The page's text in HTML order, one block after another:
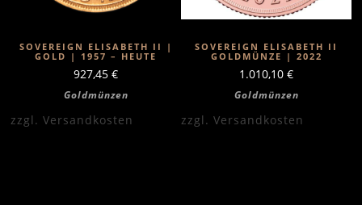
SOVEREIGN ELISABETH II |
GOLD | 1957 – HEUTE
927,45 €
Goldmünzen
zzgl. Versandkosten
SOVEREIGN ELISABETH II
GOLDMÜNZE | 2022
1.010,10 €
Goldmünzen
zzgl. Versandkosten